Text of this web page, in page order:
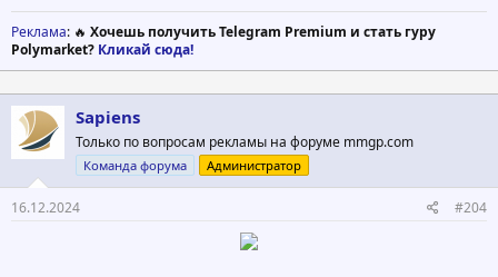
Реклама: 🔥 Хочешь получить Telegram Premium и стать гуру
Polymarket? Кликай сюда!
Sapiens
Только по вопросам рекламы на форуме mmgp.com
Команда форума Администратор
16.12.2024 #204